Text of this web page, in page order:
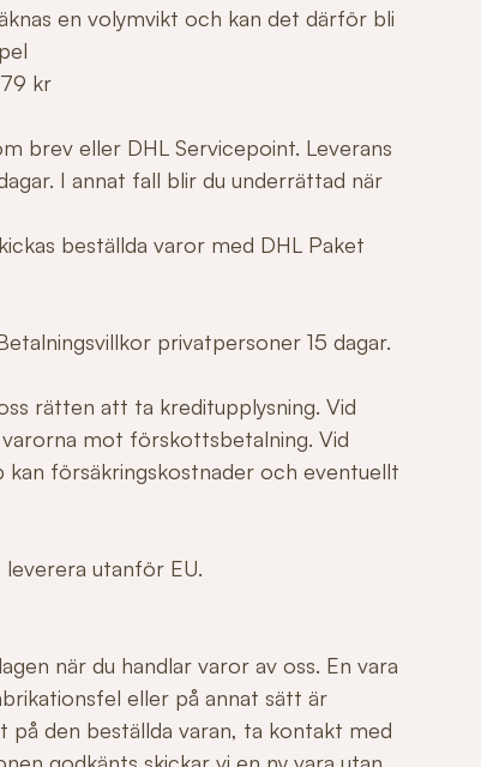
en volymvikt och kan det därför bli
kr
brev eller DHL Servicepoint. Leverans
I annat fall blir du underrättad när
beställda varor med DHL Paket
privatpersoner 15 dagar.
rätten att ta kreditupplysning. Vid
mot förskottsbetalning. Vid
försäkringskostnader och eventuellt
utanför EU.
när du handlar varor av oss. En vara
eller på annat sätt är
den beställda varan, ta kontakt med